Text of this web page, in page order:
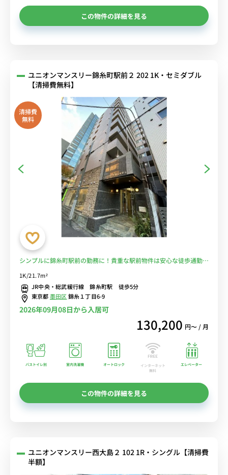
この物件の詳細を見る
ユニオンマンスリー錦糸町駅前２ 202 1K・セミダブル
【清掃費無料】
清掃費
無料
シンプルに錦糸町駅前の勤務に！貴重な駅前物件は安心な徒歩通勤を
実現♪■選べるWi-Fi格安レンタル中！
1K/21.7m²
JR中央・総武緩行線 錦糸町駅 徒歩5分
東京都墨田区錦糸１丁目6-9
2026年09月08日から入居可
130,200 円〜 / 月
バストイレ別 室内洗濯機 オートロック
インターネット
無料
エレベーター
この物件の詳細を見る
ユニオンマンスリー西大島２ 102 1R・シングル【清掃費
半額】